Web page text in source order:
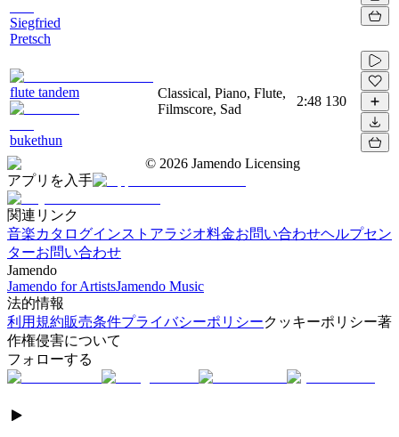
Siegfried
Pretsch
flute tandem
bukethun
Classical, Piano, Flute,
Filmscore, Sad
2:48 130
© 2026 Jamendo Licensing
アプリを入手
関連リンク
音楽カタログインストアラジオ料金お問い合わせヘルプセン
ターお問い合わせ
Jamendo
Jamendo for ArtistsJamendo Music
法的情報
利用規約販売条件プライバシーポリシークッキーポリシー著
作権侵害について
フォローする